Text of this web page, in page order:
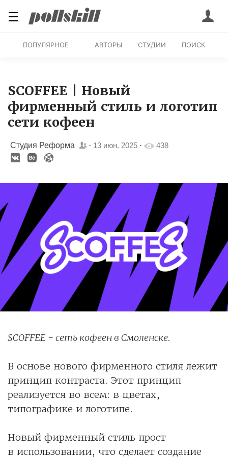
☰
ПОПУЛЯРНОЕ АВТОРЫ СТУДИИ ПОИСК
SCOFFEE | Новый
фирменный стиль и логотип
сети кофеен
Студия Реформа · 13 июн. 2025 · 438
SCOFFEE - сеть кофеен в Смоленске.
В основе нового фирменного стиля лежит
принцип контраста. Этот принцип
реализуется во всем: в цветах,
типографике и логотипе.
Новый фирменный стиль прост
в использовании, что сделает создание